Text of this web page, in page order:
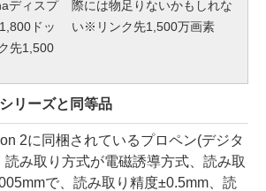
ディスプ
ドッ
先1,500
際には物足りないかもしれな
い※リンク先1,500万画素
リーズと同等品
2に同梱されているプロペン(デジタ
読み取り方式が電磁誘導方式、読み取
で、読み取り精度±0.5mm、読